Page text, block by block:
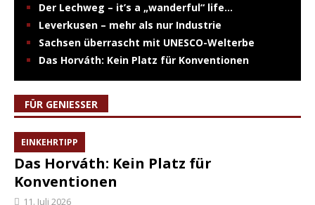
Der Lechweg – it’s a „wanderful“ life…
Leverkusen – mehr als nur Industrie
Sachsen überrascht mit UNESCO-Welterbe
Das Horváth: Kein Platz für Konventionen
FÜR GENIESSER
EINKEHRTIPP
Das Horváth: Kein Platz für
Konventionen
11. Juli 2026